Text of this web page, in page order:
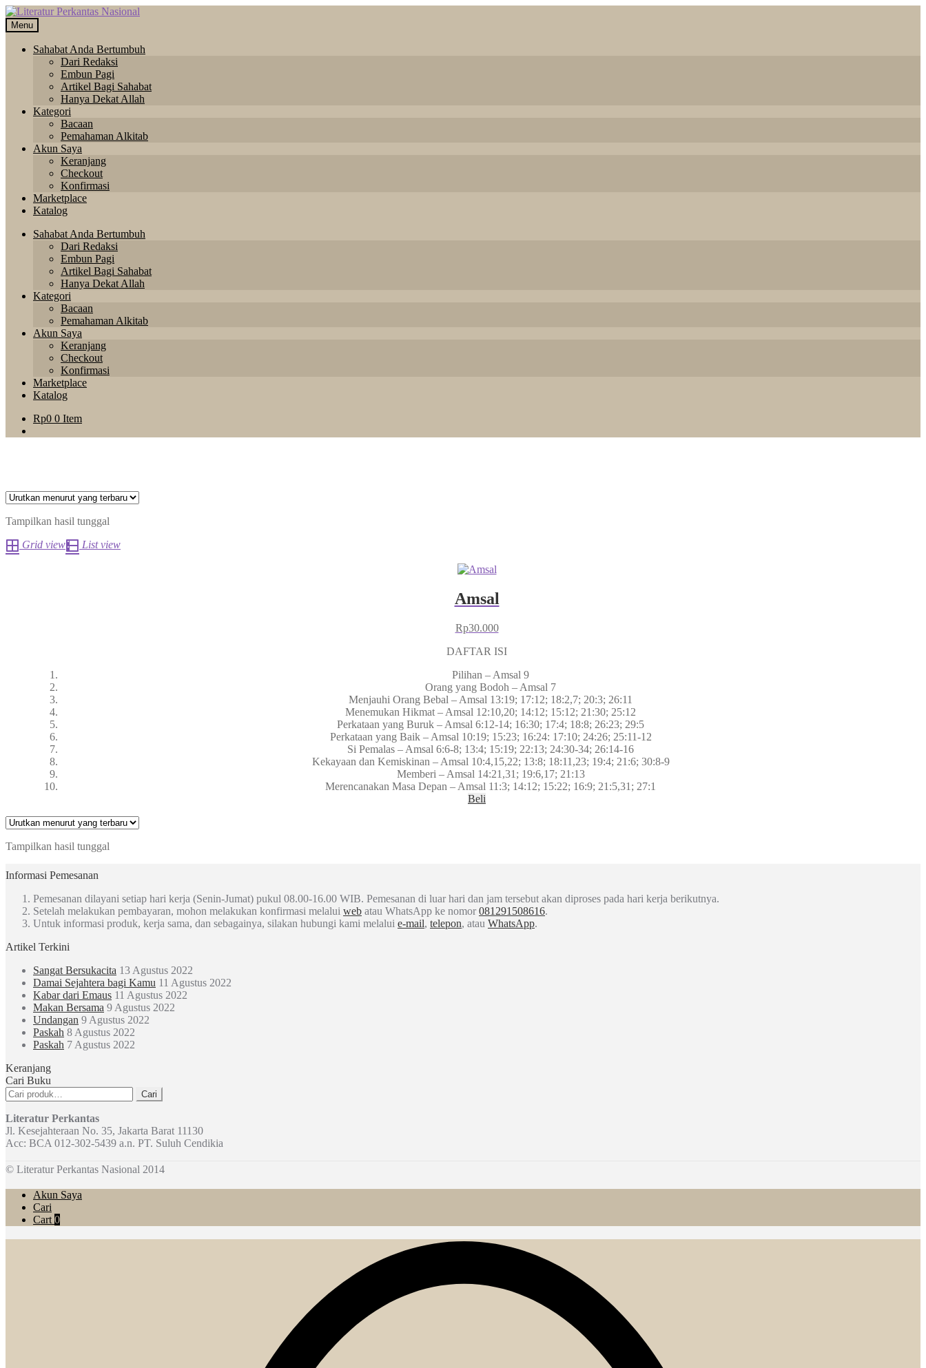
Skip
to
navigation
Langsung
ke
isi
Menu
Sahabat Anda Bertumbuh
Dari Redaksi
Embun Pagi
Artikel Bagi Sahabat
Hanya Dekat Allah
Kategori
Bacaan
Pemahaman Alkitab
Akun Saya
Keranjang
Checkout
Konfirmasi
Marketplace
Katalog
Sahabat Anda Bertumbuh
Dari Redaksi
Embun Pagi
Artikel Bagi Sahabat
Hanya Dekat Allah
Kategori
Bacaan
Pemahaman Alkitab
Akun Saya
Keranjang
Checkout
Konfirmasi
Marketplace
Katalog
Rp0 0 Item
Tampilkan hasil tunggal
Grid view
List view
Amsal
Rp30.000
DAFTAR ISI
Pilihan – Amsal 9
Orang yang Bodoh – Amsal 7
Menjauhi Orang Bebal – Amsal 13:19; 17:12; 18:2,7; 20:3; 26:11
Menemukan Hikmat – Amsal 12:10,20; 14:12; 15:12; 21:30; 25:12
Perkataan yang Buruk – Amsal 6:12-14; 16:30; 17:4; 18:8; 26:23; 29:5
Perkataan yang Baik – Amsal 10:19; 15:23; 16:24: 17:10; 24:26; 25:11-12
Si Pemalas – Amsal 6:6-8; 13:4; 15:19; 22:13; 24:30-34; 26:14-16
Kekayaan dan Kemiskinan – Amsal 10:4,15,22; 13:8; 18:11,23; 19:4; 21:6; 30:8-9
Memberi – Amsal 14:21,31; 19:6,17; 21:13
Merencanakan Masa Depan – Amsal 11:3; 14:12; 15:22; 16:9; 21:5,31; 27:1
Beli
Tampilkan hasil tunggal
Informasi Pemesanan
Pemesanan dilayani setiap hari kerja (Senin-Jumat) pukul 08.00-16.00 WIB. Pemesanan di luar hari dan jam tersebut akan diproses pada hari kerja berikutnya.
Setelah melakukan pembayaran, mohon melakukan konfirmasi melalui web atau WhatsApp ke nomor 081291508616.
Untuk informasi produk, kerja sama, dan sebagainya, silakan hubungi kami melalui e-mail, telepon, atau WhatsApp.
Artikel Terkini
Sangat Bersukacita 13 Agustus 2022
Damai Sejahtera bagi Kamu 11 Agustus 2022
Kabar dari Emaus 11 Agustus 2022
Makan Bersama 9 Agustus 2022
Undangan 9 Agustus 2022
Paskah 8 Agustus 2022
Paskah 7 Agustus 2022
Keranjang
Cari Buku
Pencarian
untuk:
Cari
Literatur Perkantas
Jl. Kesejahteraan No. 35, Jakarta Barat 11130
Acc: BCA 012-302-5439 a.n. PT. Suluh Cendikia
© Literatur Perkantas Nasional 2014
Akun Saya
Cari
Cart 0